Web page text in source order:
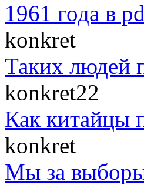
1961 года в
konkret
Таких людей
konkret22
Как китайцы
konkret
Мы за выборы